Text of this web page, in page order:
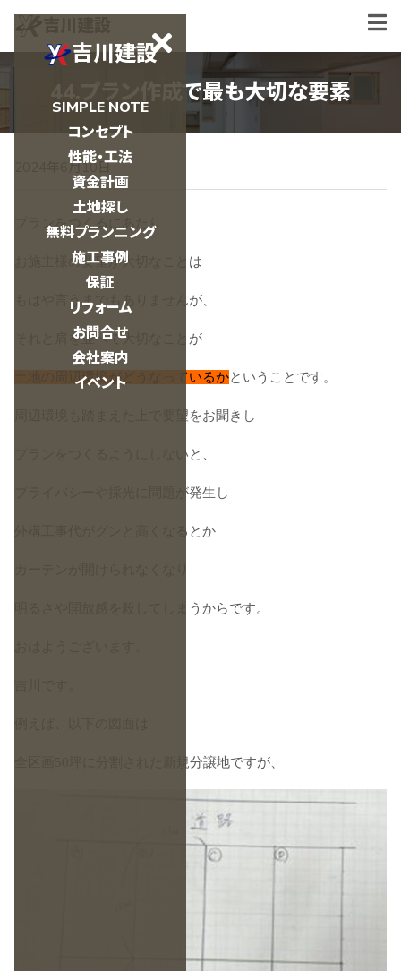
吉川建設
SIMPLE NOTE
コンセプト
性能・工法
資金計画
土地探し
無料プランニング
施工事例
保証
リフォーム
お問合せ
会社案内
イベント
44.プラン作成で最も大切な要素
2024年6月10日
プランをつくるにあたり
お施主様の要望が大切なことは
もはや言うまでもありませんが、
それと肩を並べて大切なことが
土地の周辺環境がどうなっているかということです。
周辺環境も踏まえた上で要望をお聞きし
プランをつくるようにしないと、
プライバシーや採光に問題が発生し
外構工事代がグンと高くなるとか
明るさや開放感を殺してしまうからです。
全区画50坪に分割された新規分譲地ですが、